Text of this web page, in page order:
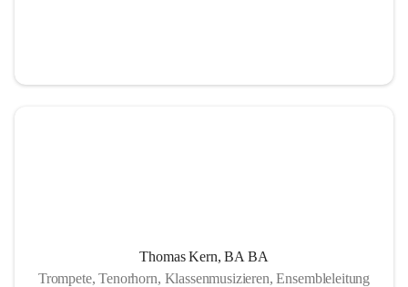
Thomas Kern, BA BA
Trompete, Tenorhorn, Klassenmusizieren, Ensembleleitung